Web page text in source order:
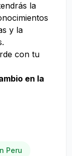
la
y la
con tu
en la
Peru